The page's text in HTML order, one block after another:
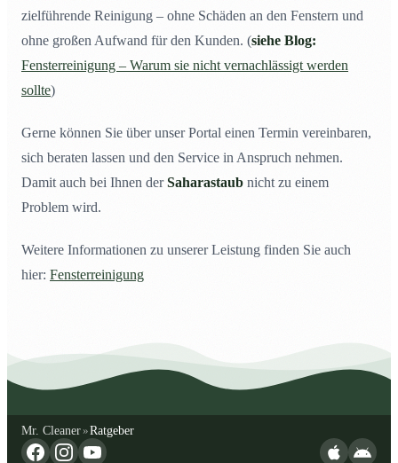
zielführende Reinigung – ohne Schäden an den Fenstern und
ohne großen Aufwand für den Kunden. (siehe Blog:
Fensterreinigung – Warum sie nicht vernachlässigt werden
sollte)
Gerne können Sie über unser Portal einen Termin vereinbaren,
sich beraten lassen und den Service in Anspruch nehmen.
Damit auch bei Ihnen derSaharastaub nicht zu einem
Problem wird.
Weitere Informationen zu unserer Leistung finden Sie auch
hier: Fensterreinigung
Mr. Cleaner»Ratgeber